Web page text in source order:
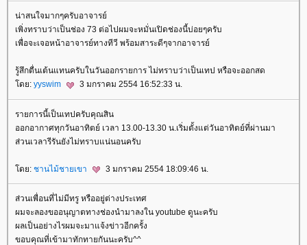
น่าสนใจมากๆครับอาจารย์
เพิ่งทราบว่าเป็นช่อง 73 ต่อไปผมจะหมั่นเปิดช่องนี้บ่อยๆครับ
เพื่อจะเจอหน้าอาจารย์ทางทีวี พร้อมสาระดีๆจากอาจารย์
รู้สึกตื่นเต้นแทนครับในวันออกรายการ ไม่ทราบว่าเป็นเทป หรือจะออกสด
ดย: yyswim 3 มกราคม 2554 16:52:33 น.
รายการนี้เป็นเทปครับคุณสิน
ออกอากาศทุกวันอาทิตย์ เวลา 13.00-13.30 น.เริ่มตั้งแต่วันอาทิตย์ที่ผ่านมา
ส่วนเวลารีรันยังไม่ทราบแน่นอนครับ
ดย: ชานไม้ชายเขา 3 มกราคม 2554 18:09:46 น.
ส่วนเพื่อนที่ไม่มีทรู หรืออยู่ต่างประเทศ
ผมจะลองขออนุญาตทางช่องนำมาลงใน youtube ดูนะครับ
ผลเป็นอย่างไรผมจะมาแจ้งข่าวอีกครั้ง
ขอบคุณที่เข้ามาทักทายกันนะครับ^^